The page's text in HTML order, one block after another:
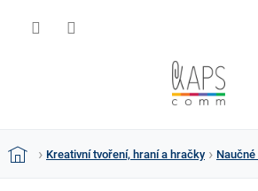
DomůKreativní tvoření, hraní a hračky